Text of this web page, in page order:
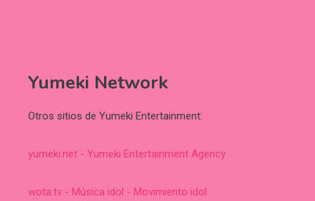
Yumeki Network
Otros sitios de Yumeki Entertainment:
yumeki.net - Yumeki Entertainment Agency
wota.tv - Música idol - Movimiento idol